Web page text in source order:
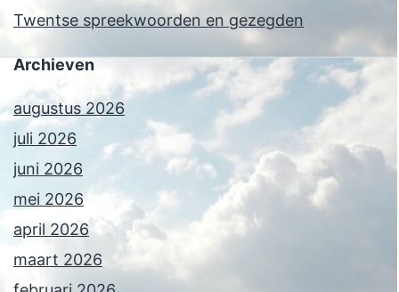
Twentse spreekwoorden en gezegden
Archieven
augustus 2026
juli 2026
juni 2026
mei 2026
april 2026
maart 2026